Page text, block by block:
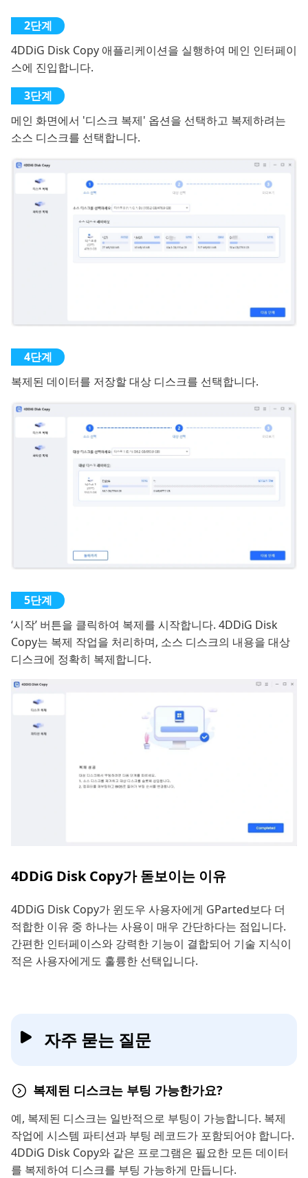
4DDiG Disk Copy 애플리케이션을 실행하여 메인 인터페이
스에 진입합니다.
메인 화면에서 '디스크 복제' 옵션을 선택하고 복제하려는
소스 디스크를 선택합니다.
복제된 데이터를 저장할 대상 디스크를 선택합니다.
‘시작’ 버튼을 클릭하여 복제를 시작합니다. 4DDiG Disk
Copy는 복제 작업을 처리하며, 소스 디스크의 내용을 대상
디스크에 정확히 복제합니다.
4DDiG Disk Copy가 돋보이는 이유
4DDiG Disk Copy가 윈도우 사용자에게 GParted보다 더
적합한 이유 중 하나는 사용이 매우 간단하다는 점입니다.
간편한 인터페이스와 강력한 기능이 결합되어 기술 지식이
적은 사용자에게도 훌륭한 선택입니다.
자주 묻는 질문
복제된 디스크는 부팅 가능한가요?
예, 복제된 디스크는 일반적으로 부팅이 가능합니다. 복제
작업에 시스템 파티션과 부팅 레코드가 포함되어야 합니다.
4DDiG Disk Copy와 같은 프로그램은 필요한 모든 데이터
를 복제하여 디스크를 부팅 가능하게 만듭니다.